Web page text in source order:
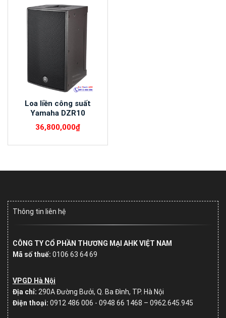
Loa liền công suất
Yamaha DZR10
36,800,000₫
Thông tin liên hệ
CÔNG TY CỔ PHẦN THƯƠNG MẠI AHK VIỆT NAM
Mã số thuế: 0106 63 64 69
VPGD Hà Nội
Địa chỉ: 290A Đường Bưởi, Q. Ba Đình, TP. Hà Nội
Điện thoại: 0912 486 006 - 0948 66 1468 – 0962.645.945